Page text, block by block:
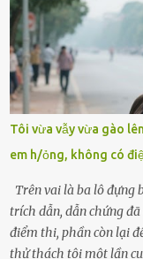
cụ Nguyễn Thị Đào –
Trí là học sinh giỏi
làm thuê, biết đi cày
trong làng thương lắm,
nên ông này bà nọ đó!”
cái tên mẹ đặt lúc còn
giữa mùa đông.
thì chỉ toàn đất sỏi đá
Khoa Hà...
Tôi vừa vẫy vừa gào
em h/ỏng, không có
Trên vai là ba lô đựng
trích dẫn, dẫn chứng
điểm thi, phần còn lại
thử thách tôi một lần